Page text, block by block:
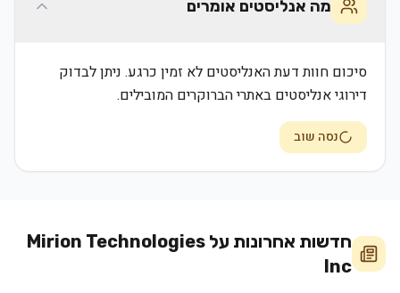
מה אנליסטים אומרים
סיכום חוות דעת האנליסטים לא זמין כרגע. ניתן לבדוק
דירוגי אנליסטים באתרי הברוקרים המובילים.
נסה שוב
חדשות אחרונות על Mirion Technologies
Inc